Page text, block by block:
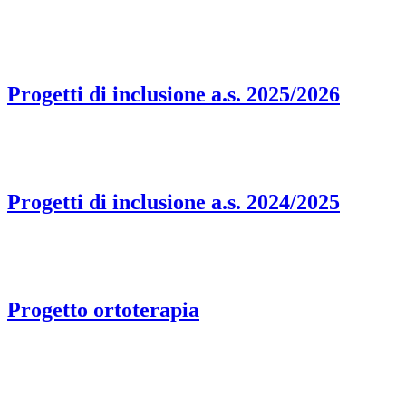
Progetti di inclusione a.s. 2025/2026
Progetti di inclusione a.s. 2024/2025
Progetto ortoterapia